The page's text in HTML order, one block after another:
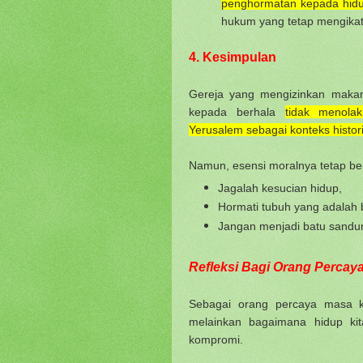
penghormatan kepada
hukum yang tetap
4. Kesimpulan
Gereja yang mengizinkan
kepada berhala tidak
Yerusalem sebagai konteks
Namun, esensi moralnya tetap
Jagalah kesucian hidup,
Hormati tubuh yang adalah
Jangan menjadi batu
Refleksi Bagi Orang
Sebagai orang percaya
melainkan bagaimana hidup
kompromi.